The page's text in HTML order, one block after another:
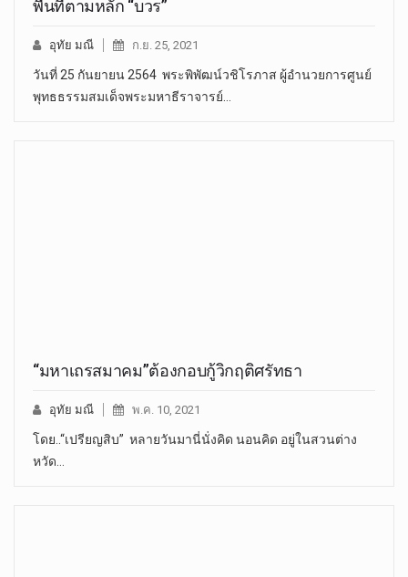
พื้นที่ตามหลัก “บวร”
อุทัย มณี ก.ย. 25, 2021
วันที่ 25 กันยายน 2564 พระพิพัฒน์วชิโรภาส ผู้อำนวยการศูนย์
พุทธธรรมสมเด็จพระมหาธีราจารย์…
“มหาเถรสมาคม”ต้องกอบกู้วิกฤติศรัทธา
อุทัย มณี พ.ค. 10, 2021
โดย..“เปรียญสิบ” หลายวันมานี่นั่งคิด นอนคิด อยู่ในสวนต่าง
หวัด…